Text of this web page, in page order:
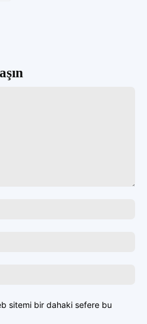
sitemi bir dahaki sefere bu